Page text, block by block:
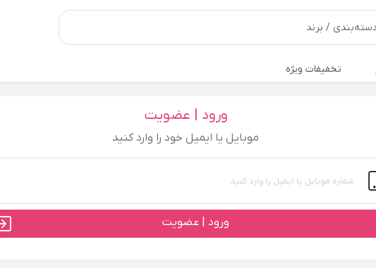
تخفیفات ویژه
ورود | عضویت
موبایل یا ایمیل خود را وارد کنید
ورود | عضویت